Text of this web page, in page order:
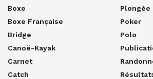
Boxe
Boxe Française
Bridge
Canoë-Kayak
Carnet
Catch
Plongée
Poker
Polo